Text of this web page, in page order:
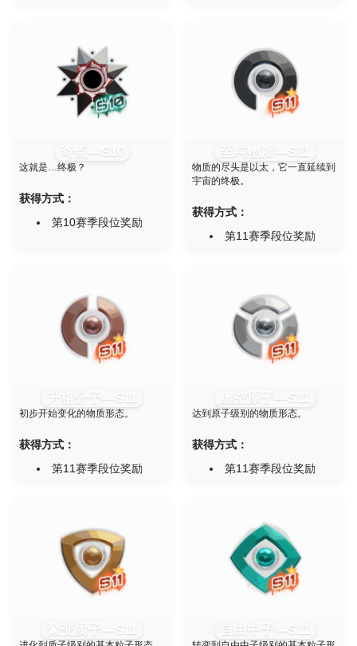
奇点—S10
这就是…终极？
获得方式：
第10赛季段位奖励
至纯物质—S11
物质的尽头是以太，它一直延续到
宇宙的终极。
获得方式：
第11赛季段位奖励
升格分子—S11
初步开始变化的物质形态。
获得方式：
第11赛季段位奖励
虚空原子—S11
达到原子级别的物质形态。
获得方式：
第11赛季段位奖励
聚变质子—S11 自由中子—S11